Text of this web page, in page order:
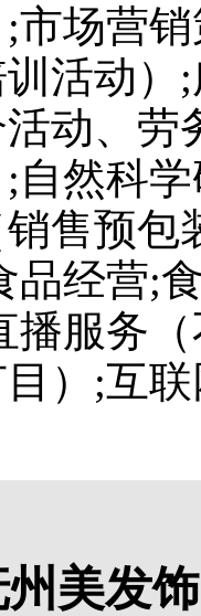
市场营
活动）
活动、
自然科
售预
品经营;
播服务
）;互
美发